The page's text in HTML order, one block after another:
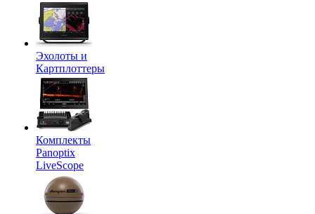
Эхолоты и
Картплоттеры
Комплекты
Panoptix
LiveScope